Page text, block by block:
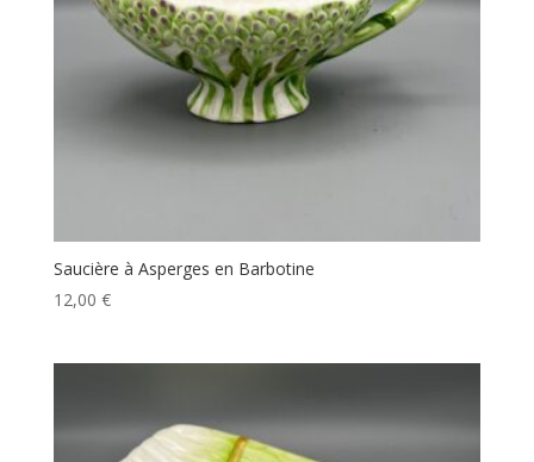
Saucière à Asperges en Barbotine
12,00 €